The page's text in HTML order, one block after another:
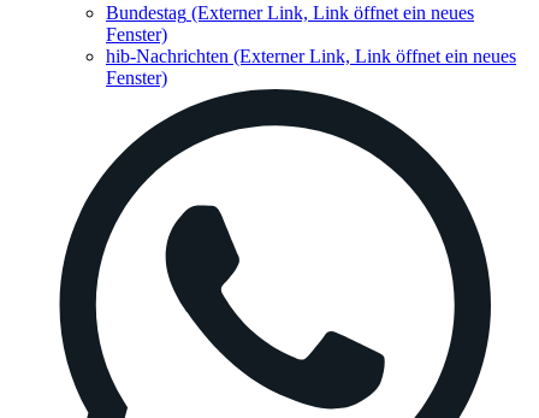
Bundestag (Externer Link, Link öffnet ein neues
Fenster)
hib-Nachrichten (Externer Link, Link öffnet ein neues
Fenster)